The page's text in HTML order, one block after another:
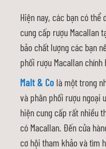
Hiện nay, các bạn có thể
cung cấp rượu Macallan
bảo chất lượng các bạn
phối rượu Macallan chính
Malt & Co là một trong
và phân phối rượu ngoại
hiện cung cấp rất nhiều
có Macallan. Đến cửa
cơ hội tham khảo và tìm